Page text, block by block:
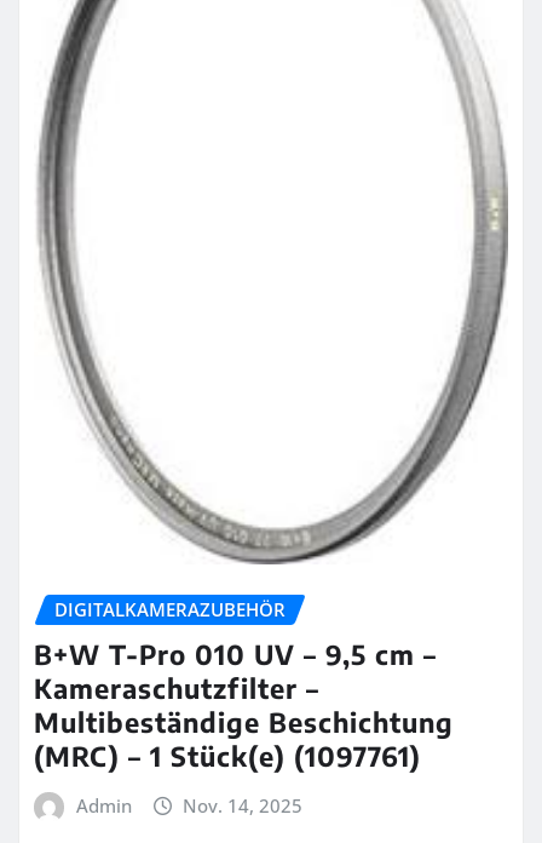
DIGITALKAMERAZUBEHÖR
B+W T-Pro 010 UV – 9,5 cm –
Kameraschutzfilter –
Multibeständige Beschichtung
(MRC) – 1 Stück(e) (1097761)
Admin Nov. 14, 2025